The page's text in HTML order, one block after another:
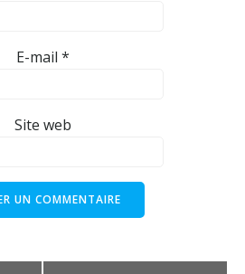
E-mail *
Site web